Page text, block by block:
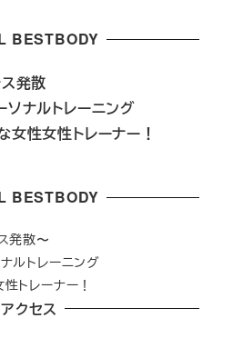
BESTBODY
発散
ナルトレーニング
女性女性トレーナー！
BESTBODY
発散〜
ルトレーニング
トレーナー！
アクセス